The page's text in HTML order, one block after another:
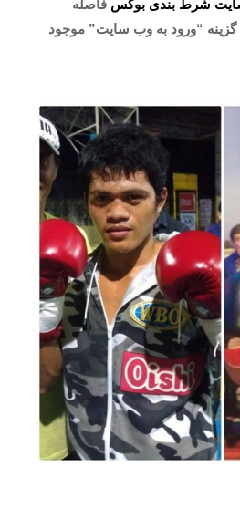
شرط بندی بوکس فاصله
گزینه “ورود به وب سایت” موجود